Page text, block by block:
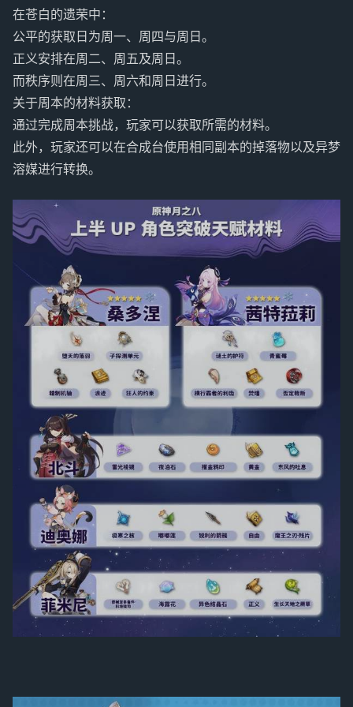
在苍白的遗荣中：
公平的获取日为周一、周四与周日。
正义安排在周二、周五及周日。
而秩序则在周三、周六和周日进行。
关于周本的材料获取：
通过完成周本挑战，玩家可以获取所需的材料。
此外，玩家还可以在合成台使用相同副本的掉落物以及异梦
溶媒进行转换。